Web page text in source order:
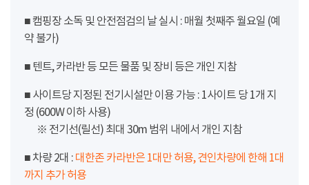
■ 캠핑장 소독 및 안전점검의 날 실시 : 매월 첫째주 월요일 (예
약 불가)
■ 텐트, 카라반 등 모든 물품 및 장비 등은 개인 지참
■ 사이트당 지정된 전기시설만 이용 가능 : 1사이트 당 1개 지
정 (600W 이하 사용)
※ 전기선(릴선) 최대 30m 범위 내에서 개인 지참
■ 차량 2대 : 대한존 카라반은 1대만 허용, 견인차량에 한해 1대
까지 추가 허용